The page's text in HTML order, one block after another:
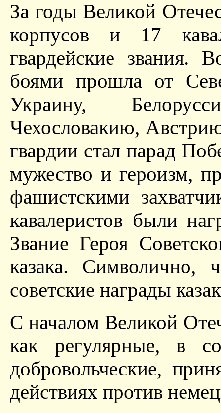
За годы Великой
корпусов и 17
гвардейские звания.
боями прошла от
Украину,
Чехословакию,
гвардии стал парад
мужество и героизм,
фашистскими
кавалеристов были
Звание Героя
казака. Символично,
советские награды
С началом Великой
как регулярные, в
добровольческие,
действиях против